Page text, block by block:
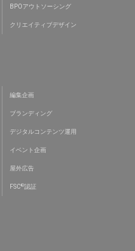
BPOアウトソーシング
クリエイティブデザイン
編集企画
ブランディング
デジタルコンテンツ運用
イベント企画
屋外広告
FSC®認証